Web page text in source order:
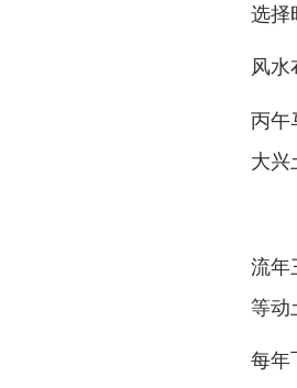
选择
风
丙午
大兴
流年
等动
每年